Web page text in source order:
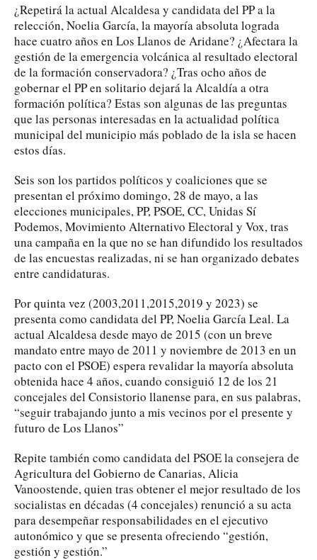
¿Repetirá la actual Alcaldesa y candidata del PP a la
relección, Noelia García, la mayoría absoluta lograda
hace cuatro años en Los Llanos de Aridane? ¿Afectara la
gestión de la emergencia volcánica al resultado electoral
de la formación conservadora? ¿Tras ocho años de
gobernar el PP en solitario dejará la Alcaldía a otra
formación política? Estas son algunas de las preguntas
que las personas interesadas en la actualidad política
municipal del municipio más poblado de la isla se hacen
estos días.
Seis son los partidos políticos y coaliciones que se
presentan el próximo domingo, 28 de mayo, a las
elecciones municipales, PP, PSOE, CC, Unidas Sí
Podemos, Movimiento Alternativo Electoral y Vox, tras
una campaña en la que no se han difundido los resultados
de las encuestas realizadas, ni se han organizado debates
entre candidaturas.
Por quinta vez (2003,2011,2015,2019 y 2023) se
presenta como candidata del PP, Noelia García Leal. La
actual Alcaldesa desde mayo de 2015 (con un breve
mandato entre mayo de 2011 y noviembre de 2013 en un
pacto con el PSOE) espera revalidar la mayoría absoluta
obtenida hace 4 años, cuando consiguió 12 de los 21
concejales del Consistorio llanense para, en sus palabras,
“seguir trabajando junto a mis vecinos por el presente y
futuro de Los Llanos”
Repite también como candidata del PSOE la consejera de
Agricultura del Gobierno de Canarias, Alicia
Vanoostende, quien tras obtener el mejor resultado de los
socialistas en décadas (4 concejales) renunció a su acta
para desempeñar responsabilidades en el ejecutivo
autonómico y que se presenta ofreciendo “gestión,
gestión y gestión.”